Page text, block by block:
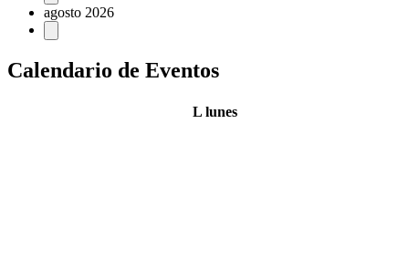
agosto 2026
Calendario de Eventos
L lunes